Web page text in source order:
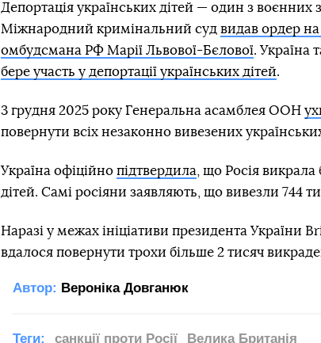
Депортація українських дітей — один з воєнних
Міжнародний кримінальний суд видав ордер
омбудсмана РФ Марії Львової-Бєлової. Україна
бере участь у депортації українських дітей.
3 грудня 2025 року Генеральна асамблея ООН
повернути всіх незаконно вивезених
Україна офіційно підтвердила , що Росія
дітей. Самі росіяни заявляють, що вивезли 744
Наразі у межах ініціативи президента України
вдалося повернути трохи більше 2 тисяч
Автор: Вероніка Довганюк
Теги: санкції проти Росії Велика Британія